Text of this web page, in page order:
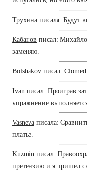
Трухина писала: Будут
Кабанов писал:
заменяю.
Bolshakov писал:
Ivan писал: Проиграв
упражнение
Vasneva писала:
платье.
Kuzmin писал:
претензию и я пришел